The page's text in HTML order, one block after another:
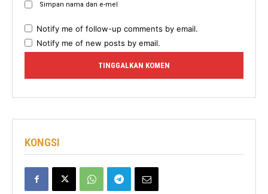
Simpan nama dan e-mel
Notify me of follow-up comments by email.
Notify me of new posts by email.
KONGSI